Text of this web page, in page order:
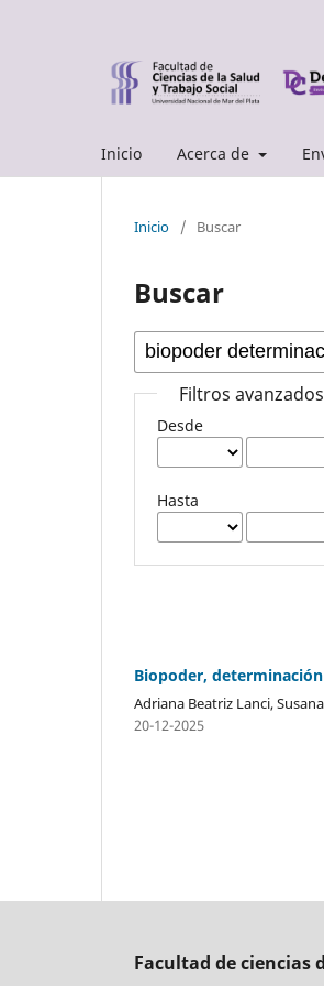
Inicio Acerca de
Inicio / Buscar
Buscar
Filtros avanzados
Desde
Hasta
Biopoder,
Adriana Beatriz Lanci,
20-12-2025
Facultad de ciencias